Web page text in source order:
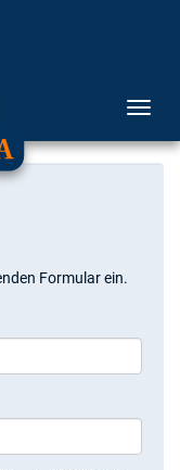
Menü
Formular ein.